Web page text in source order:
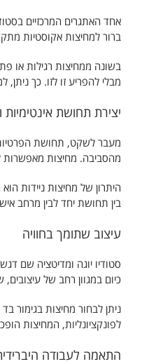
אחד האתגרים המרכזיים
ברור למחיצות אקוסטיות
בשונה ממחיצות רגילות או
מבלי להפריע זו לזו. כך
יצירת תחושת אינטימיות
מעבר לשקט, תחושת הפרטיות
מהסביבה. מחיצות מאפשרות
היתרון של מחיצות ניידות
בין תחושת יחד לבין מרחב
עיצוב שתומך בחוויה
סטודיו יוגה ומדיטציה שם
כיום במגוון רחב של
ניתן לבחור מחיצות בגימור
לפונקציונליות, המחיצות
התאמה לעבודה היברידית